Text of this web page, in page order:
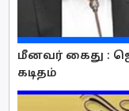
மீனவர் கைது :
கடிதம்